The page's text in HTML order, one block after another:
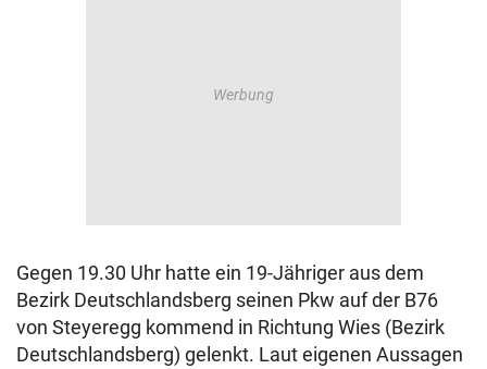
Gegen 19.30 Uhr hatte ein 19-Jähriger aus dem
Bezirk Deutschlandsberg seinen Pkw auf der B76
von Steyeregg kommend in Richtung Wies (Bezirk
Deutschlandsberg) gelenkt. Laut eigenen Aussagen